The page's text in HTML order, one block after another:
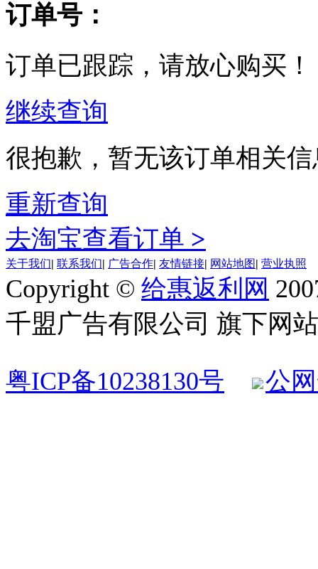
订单号：
订单已跟踪，请放心购买！
继续查询
很抱歉，暂无该订单相关
重新查询
去淘宝查看订单 >
关于我们| 联系我们| 广告合作| 友情链接| 网站地图| 营业执照
Copyright © 给惠返利网
千盟广告有限公司 旗下网
粤ICP备10238130号 公